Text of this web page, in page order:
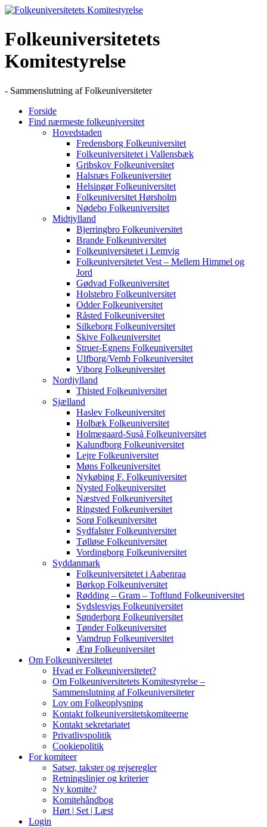
Skip
content
Folkeuniversitetets
Komitestyrelse
- Sammenslutning af Folkeuniversiteter
Forside
Find nærmeste folkeuniversitet
Hovedstaden
Fredensborg Folkeuniversitet
Folkeuniversitetet i Vallensbæk
Gribskov Folkeuniversitet
Halsnæs Folkeuniversitet
Helsingør Folkeuniversitet
Folkeuniversitet Hørsholm
Nødebo Folkeuniversitet
Midtjylland
Bjerringbro Folkeuniversitet
Brande Folkeuniversitet
Folkeuniversitetet i Lemvig
Folkeuniversitetet Vest – Mellem Himmel og
Jord
Gødvad Folkeuniversitet
Holstebro Folkeuniversitet
Odder Folkeuniversitet
Råsted Folkeuniversitet
Silkeborg Folkeuniversitet
Skive Folkeuniversitet
Struer-Egnens Folkeuniversitet
Ulfborg/Vemb Folkeuniversitet
Viborg Folkeuniversitet
Nordjylland
Thisted Folkeuniversitet
Sjælland
Haslev Folkeuniversitet
Holbæk Folkeuniversitet
Holmegaard-Suså Folkeuniversitet
Kalundborg Folkeuniversitet
Lejre Folkeuniversitet
Møns Folkeuniversitet
Nykøbing F. Folkeuniversitet
Nysted Folkeuniversitet
Næstved Folkeuniversitet
Ringsted Folkeuniversitet
Sorø Folkeuniversitet
Sydfalster Folkeuniversitet
Tølløse Folkeuniversitet
Vordingborg Folkeuniversitet
Syddanmark
Folkeuniversitetet i Aabenraa
Børkop Folkeuniversitet
Rødding – Gram – Toftlund Folkeuniversitet
Sydslesvigs Folkeuniversitet
Sønderborg Folkeuniversitet
Tønder Folkeuniversitet
Vamdrup Folkeuniversitet
Ærø Folkeuniversitet
Om Folkeuniversitetet
Hvad er Folkeuniversitetet?
Om Folkeuniversitetets Komitestyrelse –
Sammenslutning af Folkeuniversiteter
Lov om Folkeoplysning
Kontakt folkeuniversitetskomiteerne
Kontakt sekretariatet
Privatlivspolitik
Cookiepolitik
For komiteer
Satser, takster og rejseregler
Retningslinjer og kriterier
Ny komite?
Komitehåndbog
Hørt | Set | Læst
Login